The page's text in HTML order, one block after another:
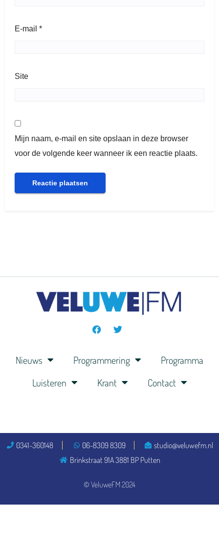
E-mail *
Site
Mijn naam, e-mail en site opslaan in deze browser
voor de volgende keer wanneer ik een reactie plaats.
Nieuws Programmering
Programma
Luisteren
Krant Contact
© VeluweFM 2024
0341-360148 06-8309 8309
studio@veluwefm.nl
Brinkstraat 91A 3881 BP Putten